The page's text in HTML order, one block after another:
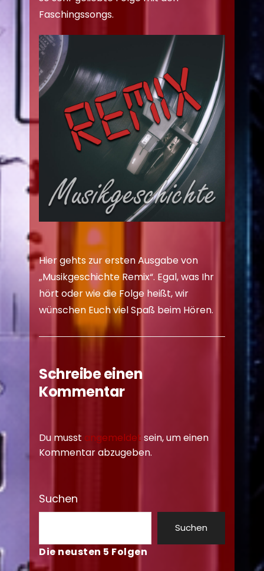
Faschingssongs.
Hier gehts zur ersten Ausgabe von
„Musikgeschichte Remix“. Egal, was Ihr
hört oder wie die Folge heißt, wir
wünschen Euch viel Spaß beim Hören.
Schreibe einen
Kommentar
Du musst angemeldet sein, um einen
Kommentar abzugeben.
Suchen
Suchen
Die neusten 5 Folgen